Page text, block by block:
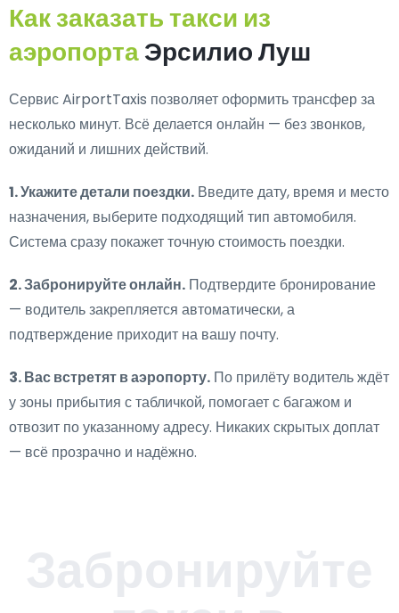
Как заказать такси из
аэропортаЭрсилио Луш
Сервис AirportTaxis позволяет оформить трансфер за
несколько минут. Всё делается онлайн — без звонков,
ожиданий и лишних действий.
1. Укажите детали поездки. Введите дату, время и место
назначения, выберите подходящий тип автомобиля.
Система сразу покажет точную стоимость поездки.
2. Забронируйте онлайн. Подтвердите бронирование
— водитель закрепляется автоматически, а
подтверждение приходит на вашу почту.
3. Вас встретят в аэропорту. По прилёту водитель ждёт
у зоны прибытия с табличкой, помогает с багажом и
отвозит по указанному адресу. Никаких скрытых доплат
— всё прозрачно и надёжно.